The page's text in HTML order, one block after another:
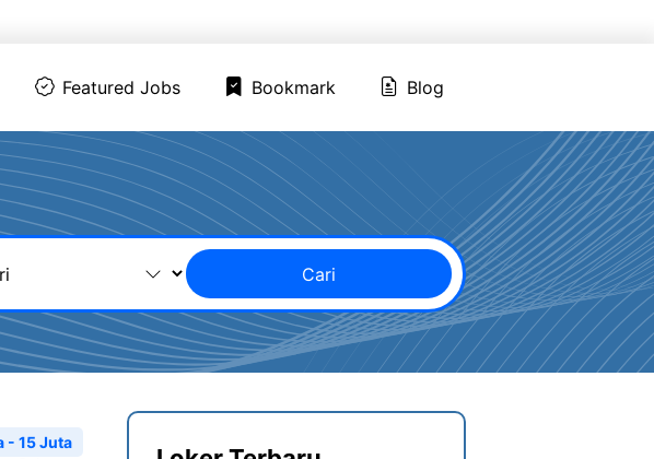
Featured Jobs Bookmark Blog
Cari
- 15 Juta